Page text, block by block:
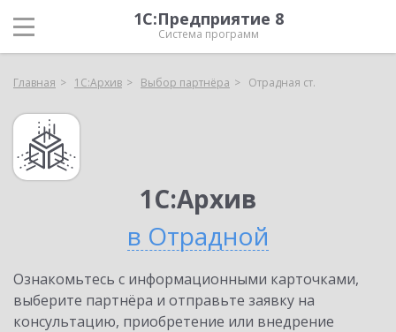
1С:Предприятие 8
Система программ
Главная 1С:Архив Выбор партнёра Отрадная ст.
1С:Архив
в Отрадной
Ознакомьтесь с информационными карточками,
выберите партнёра и отправьте заявку на
консультацию, приобретение или внедрение